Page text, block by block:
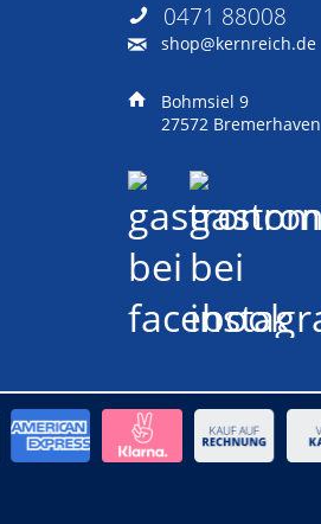
0471 88008
shop@kernreich.de
Bohmsiel 9
27572 Bremerhaven